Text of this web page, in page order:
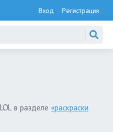
Вход Регистрация
в разделе «раскраски